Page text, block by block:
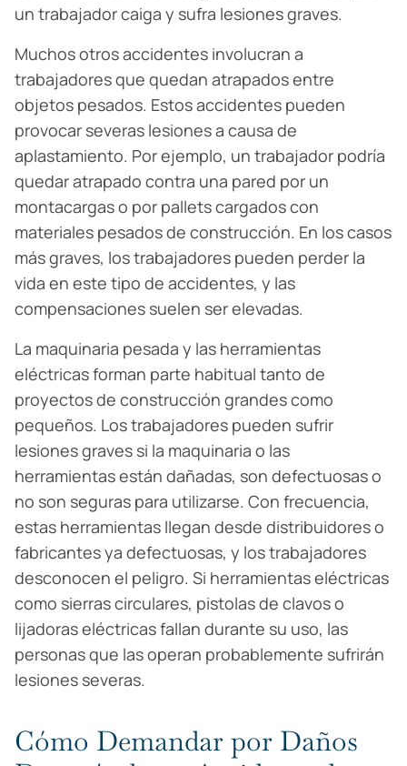
un trabajador caiga y sufra lesiones graves.
Muchos otros accidentes involucran a
trabajadores que quedan atrapados entre
objetos pesados. Estos accidentes pueden
provocar severas lesiones a causa de
aplastamiento. Por ejemplo, un trabajador podría
quedar atrapado contra una pared por un
montacargas o por pallets cargados con
materiales pesados de construcción. En los casos
más graves, los trabajadores pueden perder la
vida en este tipo de accidentes, y las
compensaciones suelen ser elevadas.
La maquinaria pesada y las herramientas
eléctricas forman parte habitual tanto de
proyectos de construcción grandes como
pequeños. Los trabajadores pueden sufrir
lesiones graves si la maquinaria o las
herramientas están dañadas, son defectuosas o
no son seguras para utilizarse. Con frecuencia,
estas herramientas llegan desde distribuidores o
fabricantes ya defectuosas, y los trabajadores
desconocen el peligro. Si herramientas eléctricas
como sierras circulares, pistolas de clavos o
lijadoras eléctricas fallan durante su uso, las
personas que las operan probablemente sufrirán
lesiones severas.
Cómo Demandar por Daños